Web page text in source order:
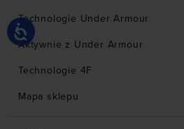
Technologie Under Armour
Aktywnie z Under Armour
Technologie 4F
Mapa sklepu